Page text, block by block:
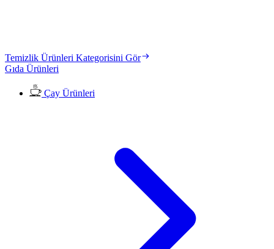
Temizlik Ürünleri Kategorisini Gör
Gıda Ürünleri
Çay Ürünleri